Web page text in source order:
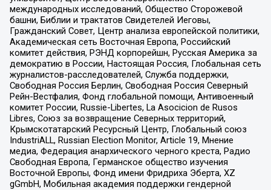
международных исследований, Общество Сторожевой
башни, Библии и трактатов Свидетелей Иеговы,
Гражданский Совет, Центр анализа европейской политики,
Академическая сеть Восточная Европа, Российский
комитет действия, РЭНД корпорейшн, Русская Америка за
демократию в России, Настоящая Россия, Глобальная сеть
журналистов-расследователей, Служба поддержки,
Свободная Россия Берлин, Свободная Россия Северный
Рейн-Вестфалия, Фонд глобальной помощи, Антивоенный
комитет России, Russie-Libertes, La Asocicion de Rusos
Libres, Союз за возвращение Северных территорий,
Крымскотатарский Ресурсный Центр, Глобальный союз
IndustriALL, Russian Election Monitor, Article 19, Мнение
медиа, Федерация анархического черного креста, Радио
Свободная Европа, Германское общество изучения
Восточной Европы, Фонд имени Фридриха Эберта, XZ
gGmbH, Мобильная академия поддержки гендерной